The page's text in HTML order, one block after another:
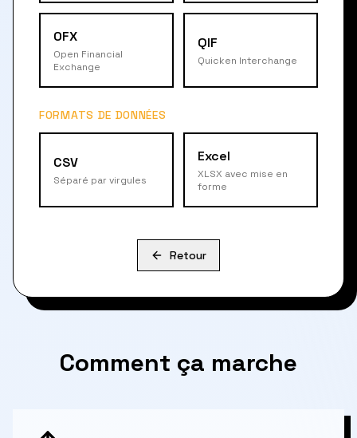
OFX
Open Financial
Exchange
QIF
Quicken Interchange
FORMATS DE DONNÉES
CSV
Séparé par virgules
Excel
XLSX avec mise en
forme
Retour
Comment ça marche